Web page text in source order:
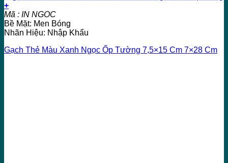
+
Mã : IN NGOC
Bề Mặt: Men Bóng
Nhãn Hiệu: Nhập Khẩu
Gạch Thẻ Màu Xanh Ngọc Ốp Tường 7,5×15 Cm 7×28 Cm